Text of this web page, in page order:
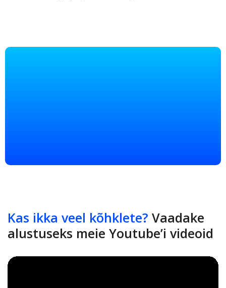
Kas ikka veel kõhklete? Vaadake
alustuseks meie Youtube’i videoid